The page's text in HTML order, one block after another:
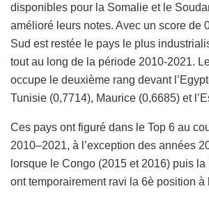
disponibles pour la Somalie et le
amélioré leurs notes. Avec un score de
Sud est restée le pays le plus
tout au long de la période 2010-2021.
occupe le deuxième rang devant
Tunisie (0,7714), Maurice (0,6685) et
Ces pays ont figuré dans le Top 6 au
2010–2021, à l’exception des années
lorsque le Congo (2015 et 2016) puis
ont temporairement ravi la 6è position à